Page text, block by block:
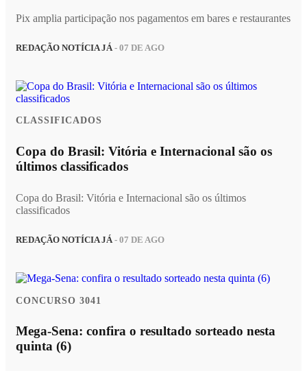
Pix amplia participação nos pagamentos em bares e restaurantes
REDAÇÃO NOTÍCIA JÁ- 07 DE AGO
CLASSIFICADOS
Copa do Brasil: Vitória e Internacional são os
últimos classificados
Copa do Brasil: Vitória e Internacional são os últimos
classificados
REDAÇÃO NOTÍCIA JÁ- 07 DE AGO
CONCURSO 3041
Mega-Sena: confira o resultado sorteado nesta
quinta (6)